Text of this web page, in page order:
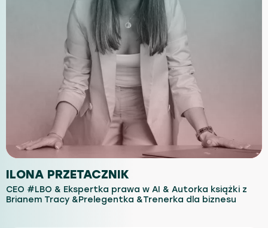
ILONA PRZETACZNIK
CEO #LBO & Ekspertka prawa w AI & Autorka książki z
Brianem Tracy &Prelegentka &Trenerka dla biznesu